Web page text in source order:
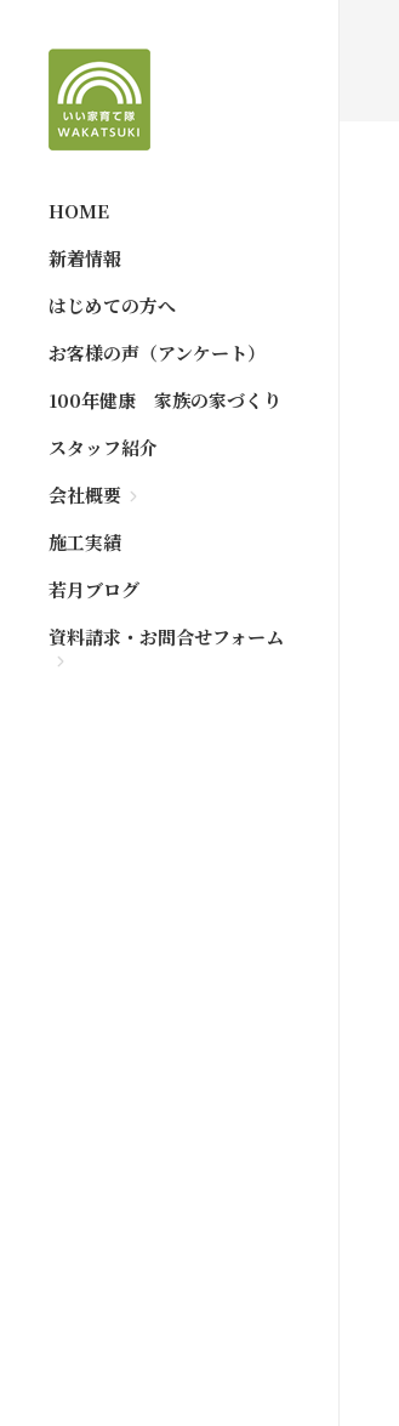
HOME
新着情報
はじめての方へ
お客様の声（アンケート）
100年健康 家族の家づくり
スタッフ紹介
会社概要
施工実績
若月ブログ
資料請求・お問合せフォーム